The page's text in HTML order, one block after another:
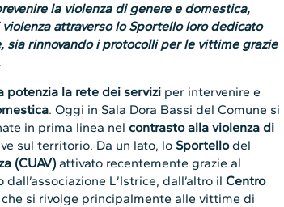
la violenza di genere e domestica,
attraverso lo Sportello loro dedicato
sia rinnovando i protocolli per le vittime grazie
potenzia la rete dei servizi per intervenire e
. Oggi in Sala Dora Bassi del Comune si
in prima linea nelcontrasto alla violenza di
sul territorio. Da un lato, lo Sportellodel
(CUAV)attivato recentemente grazie al
L’Istrice, dall’altro ilCentro
che si rivolge principalmente alle vittime di